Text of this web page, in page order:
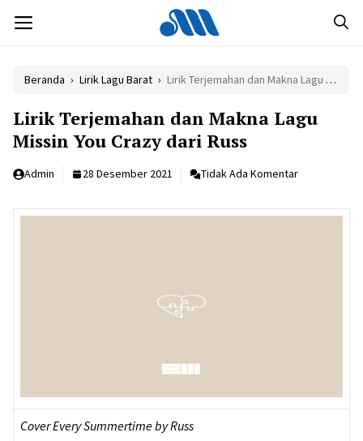
isi
MENU
Beranda › Lirik Lagu Barat › Lirik Terjemahan dan Makna Lagu Missin You Crazy dari Russ
Lirik Terjemahan dan Makna Lagu
Missin You Crazy dari Russ
Admin 28 Desember 2021 Tidak Ada Komentar
Cover Every Summertime by Russ